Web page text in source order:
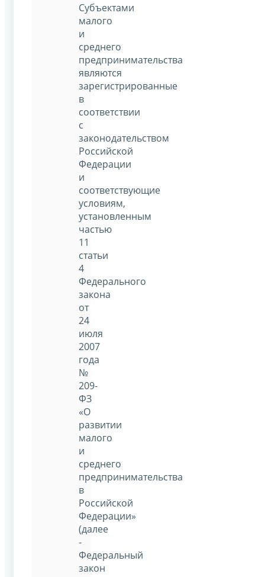
Субъектами
малого
и
среднего
предпринимательства
являются
зарегистрированные
в
соответствии
с
законодательством
Российской
Федерации
и
соответствующие
условиям,
установленным
частью
11
статьи
4
Федерального
закона
от
24
июля
2007
года
№
209-
ФЗ
«О
развитии
малого
и
среднего
предпринимательства
в
Российской
Федерации»
(далее
-
Федеральный
закон